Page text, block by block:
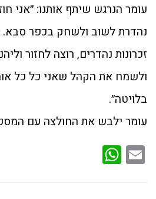
עומר הנרגש שיתף אותנו: ״אני
נהדרת לשוב ולשחק בכפר סבא.
זכרונות נהדרים, רוצה לחזור
ולשמח את הקהל שאני כל כל
בלויטה״.
עומר ילבש את החולצה עם המספר 81 על
Email